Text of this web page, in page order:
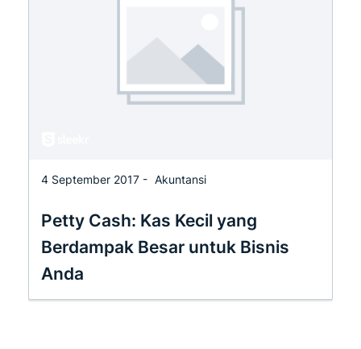
4 September 2017 - Akuntansi
Petty Cash: Kas Kecil yang
Berdampak Besar untuk Bisnis
Anda